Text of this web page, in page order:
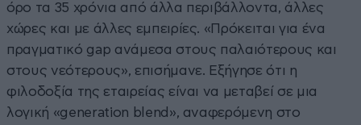
όρο τα 35 χρόνια από άλλα περιβάλλοντα, άλλες
χώρες και με άλλες εμπειρίες. «Πρόκειται για ένα
πραγματικό gap ανάμεσα στους παλαιότερους και
στους νεότερους», επισήμανε. Εξήγησε ότι η
φιλοδοξία της εταιρείας είναι να μεταβεί σε μια
λογική «generation blend», αναφερόμενη στο